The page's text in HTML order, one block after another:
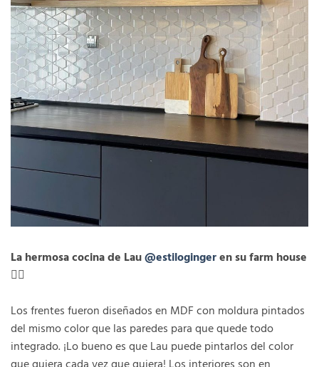
La hermosa cocina de Lau@estilogingeren su farm house
👉🏻
Los frentes fueron diseñados en MDF con moldura pintados
del mismo color que las paredes para que quede todo
integrado. ¡Lo bueno es que Lau puede pintarlos del color